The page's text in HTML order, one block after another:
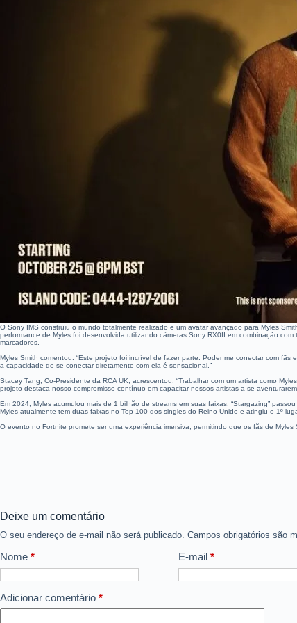
O Sony IMS construiu o mundo totalmente realizado e um avatar avançado para Myles
performance de Myles foi desenvolvida utilizando câmeras Sony RX0II em combinação
marcadores.
Myles Smith comentou: “Este projeto foi incrível de fazer parte. Poder me conectar com
a capacidade de se conectar diretamente com ela é sensacional.”
Stacey Tang, Co-Presidente da RCA UK, acrescentou: “Trabalhar com um artista como
projeto destaca nosso compromisso contínuo em capacitar nossos artistas a se
Em 2024, Myles acumulou mais de 1 bilhão de streams em suas faixas. “Stargazing”
Myles atualmente tem duas faixas no Top 100 dos singles do Reino Unido e atingiu o 1º
O evento no Fortnite promete ser uma experiência imersiva, permitindo que os fãs de
Deixe um comentário
O seu endereço de e-mail não será publicado. Campos obrigatórios são
Nome * E-mail*
Adicionar comentário *